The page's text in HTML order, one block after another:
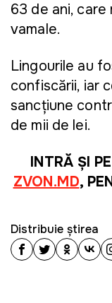
63 de ani,
vamale.
Lingourile au
confiscării, iar
sancțiune
de mii de lei.
INTRĂ ȘI
ZVON.MD,
Distribuie știrea